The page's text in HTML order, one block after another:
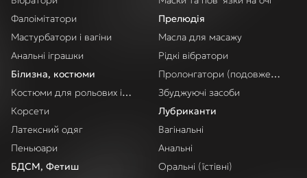
Фалоімітатори
Мастурбатори і вагіни
Анальні іграшки
Білизна, костюми
Костюми для рольових ігор
Корсети
Латексний одяг
Пеньюари
БДСМ, Фетиш
Прелюдія
Масла для масажу
Рідкі вібратори
Пролонгатори (подовження
Збуджуючі засоби
Лубриканти
Вагінальні
Анальні
Оральні (їстівні)